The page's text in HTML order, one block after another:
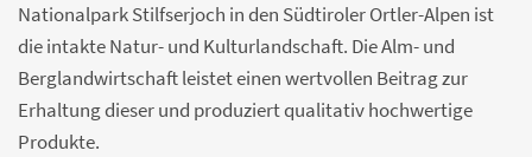
Nationalpark Stilfserjoch in den Südtiroler Ortler-Alpen ist
die intakte Natur- und Kulturlandschaft. Die Alm- und
Berglandwirtschaft leistet einen wertvollen Beitrag zur
Erhaltung dieser und produziert qualitativ hochwertige
Produkte.